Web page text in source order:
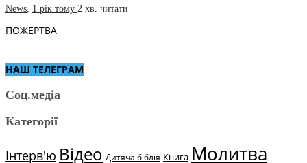
News 1 рік тому 2 хв. читати
ПОЖЕРТВА
НАШ ТЕЛЕГРАМ
Соц.медіа
Категорії
Інтерв'ю Відео Дитяча біблія Книга Молитва